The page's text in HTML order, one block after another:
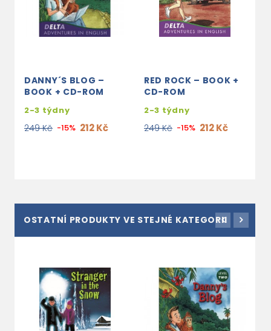
DANNY´S BLOG –
BOOK + CD-ROM
2-3 týdny
249 Kč -15% 212 Kč
RED ROCK – BOOK +
CD-ROM
2-3 týdny
249 Kč -15% 212 Kč
OSTATNÍ PRODUKTY VE STEJNÉ KATEGORII